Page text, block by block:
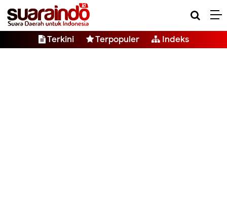
Terkini Terpopuler Indeks